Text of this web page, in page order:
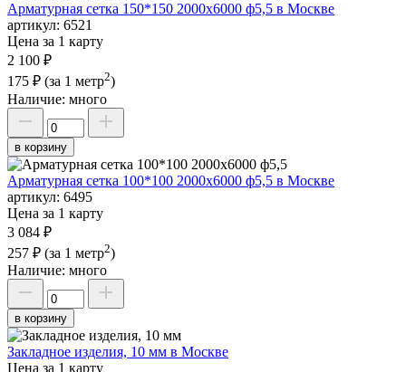
Арматурная сетка 150*150 2000х6000 ф5,5 в Москве
артикул: 6521
Цена за 1 карту
2 100 ₽
175 ₽ (за 1 метр2)
Наличие: много
в корзину
Арматурная сетка 100*100 2000х6000 ф5,5 в Москве
артикул: 6495
Цена за 1 карту
3 084 ₽
257 ₽ (за 1 метр2)
Наличие: много
в корзину
Закладное изделия, 10 мм в Москве
Цена за 1 карту